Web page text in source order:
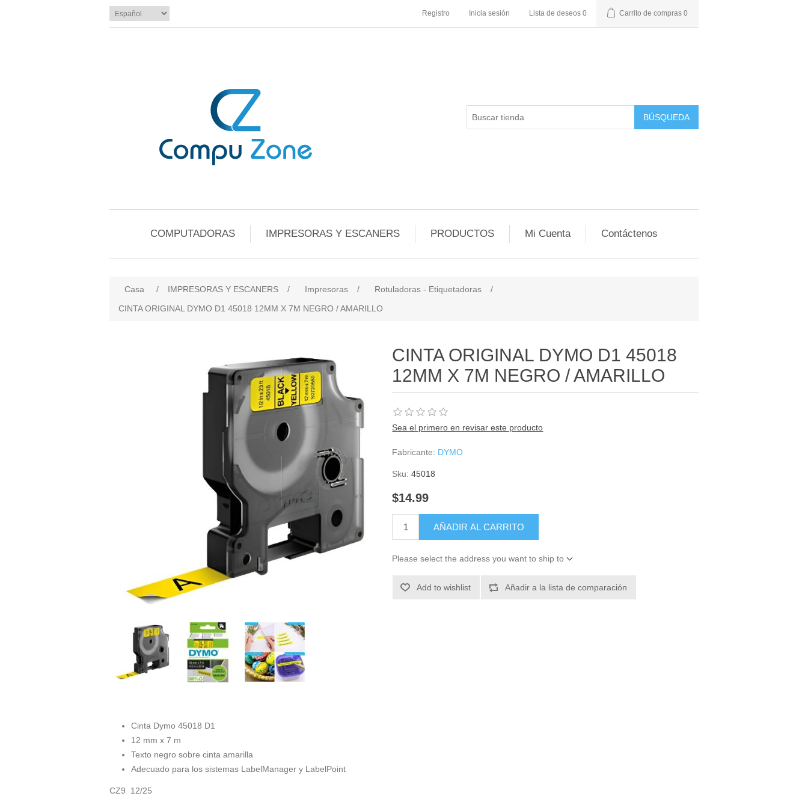
Registro Inicia sesión Lista de deseos 0 Carrito de compras 0
BÚSQUEDA
COMPUTADORAS IMPRESORAS Y ESCANERS PRODUCTOS Mi Cuenta Contáctenos
Casa / IMPRESORAS Y ESCANERS / Impresoras / Rotuladoras - Etiquetadoras
/
CINTA ORIGINAL DYMO D1 45018 12MM X 7M NEGRO / AMARILLO
CINTA ORIGINAL DYMO D1 45018
12MM X 7M NEGRO / AMARILLO
Sea el primero en revisar este producto
Fabricante: DYMO
Sku: 45018
$14.99
AÑADIR AL CARRITO
Please select the address you want to ship to
Add to wishlist Añadir a la lista de comparación
Cinta Dymo 45018 D1
12 mm x 7 m
Texto negro sobre cinta amarilla
Adecuado para los sistemas LabelManager y LabelPoint
CZ9 12/25